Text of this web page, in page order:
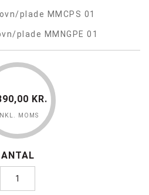
plade MMCPS 01
plade MMNGPE 01
KR.
INKL. MOMS
ANTAL